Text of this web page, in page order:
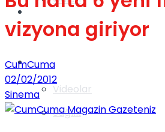
Videolar
Gündem
Yaşam
Sağlık
vizyona giriyor
CumCuma
02/02/2012
Sinema